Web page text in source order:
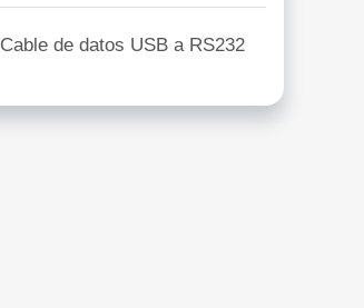
Cable de datos USB a RS232